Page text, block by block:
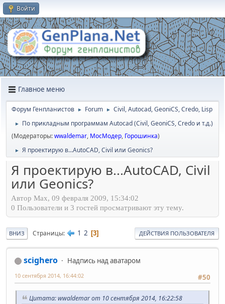
Войти
Главное меню
Форум Генпланистов ► Forum ► Civil, Autocad, GeoniCS, Credo, Lisp
►
По прикладным программам Autocad (Civil, GeoniCS, Credo и т.д.)
(Модераторы:wwaldemar, МосМодер, Горошинка)
► Я проектирую в...AutoCAD, Civil или Geonics?
Я проектирую в...AutoCAD, Civil
или Geonics?
Автор Max, 09 февраля 2009, 15:34:02
0 Пользователи и 3 гостей просматривают эту тему.
ВНИЗ Страницы 1 2 3 ДЕЙСТВИЯ ПОЛЬЗОВАТЕЛЯ
scighero
Надпись над аватаром
#50
10 сентября 2014, 16:44:02
Цитата: wwaldemar от 10 сентября 2014, 16:22:58